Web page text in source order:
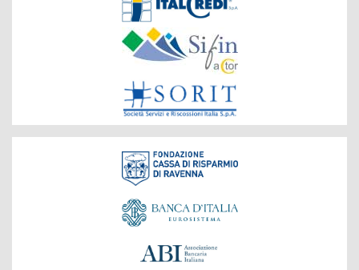
Fondazione